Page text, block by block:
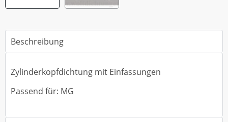
Beschreibung
Zylinderkopfdichtung mit Einfassungen
Passend für: MG